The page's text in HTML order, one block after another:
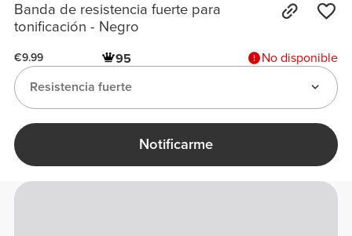
Banda de resistencia fuerte para
tonificación - Negro
€9.99 95
No disponible
Resistencia fuerte
Notificarme